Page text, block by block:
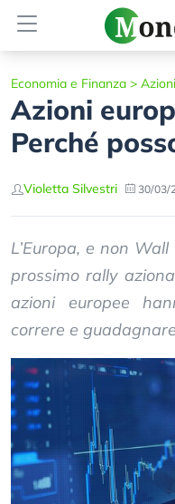
Economia e Finanza > Azioni
Azioni
Perché
Violetta Silvestri 30/03/
L’Europa, e non
prossimo rally
azioni europee
correre e